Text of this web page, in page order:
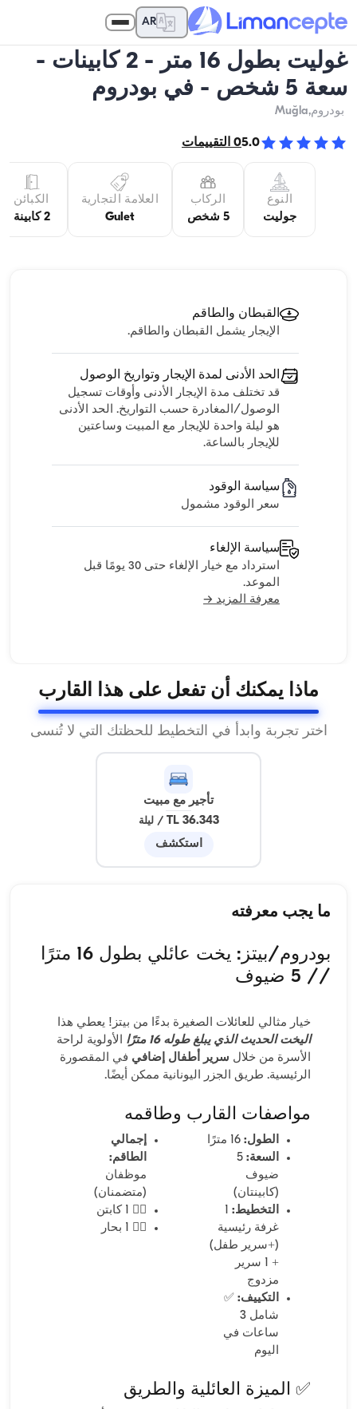
AR
غوليت بطول 16 متر - 2 كابينات -
سعة 5 شخص - في بودروم
بودروم,Muğla
5.0
0 التقييمات
النوع
جوليت
الركاب
5 شخص
العلامة التجارية
Gulet
الكبائن
2 كابينة
القبطان والطاقم
الإيجار يشمل القبطان والطاقم.
الحد الأدنى لمدة الإيجار وتواريخ الوصول
قد تختلف مدة الإيجار الأدنى وأوقات تسجيل
الوصول/المغادرة حسب التواريخ. الحد الأدنى
هو ليلة واحدة للإيجار مع المبيت وساعتين
للإيجار بالساعة.
سياسة الوقود
سعر الوقود مشمول
سياسة الإلغاء
استرداد مع خيار الإلغاء حتى 30 يومًا قبل
الموعد.
معرفة المزيد →
ماذا يمكنك أن تفعل على هذا القارب
اختر تجربة وابدأ في التخطيط للحظتك التي لا تُنسى
تأجير مع مبيت
36.343 TL
/ليلة
استكشف
ما يجب معرفته
بودروم/بيتز: يخت عائلي بطول 16 مترًا
// 5 ضيوف
خيار مثالي للعائلات الصغيرة بدءًا من بيتز! يعطي هذا
اليخت الحديث الذي يبلغ طوله 16 مترًا
الأولوية لراحة
الأسرة من خلال سرير أطفال إضافي في المقصورة
الرئيسية. طريق الجزر اليونانية ممكن أيضًا.
مواصفات القارب وطاقمه
الطول:
السعة: 5
ضيوف
(كابينتان)
التخطيط: 1
غرفة رئيسية
(+سرير طفل)
+ 1 سرير
مزدوج
التكييف: ✅
شامل 3
ساعات في
اليوم
إجمالي
الطاقم:
موظفان
(متضمنان)
👨‍✈️ 1 كابتن
🧑‍✈️ 1 بحار
✅ الميزة العائلية والطريق